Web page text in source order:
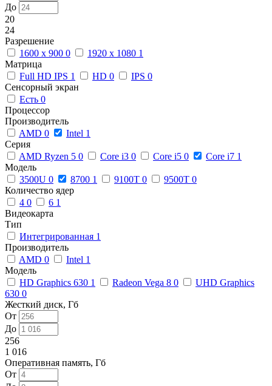
До
20
24
Разрешение
1600 x 900 0 1920 x 1080 1
Матрица
Full HD IPS 1 HD 0 IPS 0
Сенсорный экран
Есть 0
Процессор
Производитель
AMD 0 Intel 1
Серия
AMD Ryzen 5 0 Core i3 0 Core i5 0 Core i7 1
Модель
3500U 0 8700 1 9100T 0 9500T 0
Количество ядер
4 0 6 1
Видеокарта
Тип
Интегрированная 1
Производитель
AMD 0 Intel 1
Модель
HD Graphics 630 1 Radeon Vega 8 0
UHD Graphics
630 0
Жесткий диск, Гб
От
До
256
1 016
Оперативная память, Гб
От